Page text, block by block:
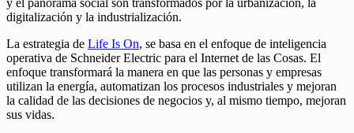
digitalización y la industrialización.
La estrategia de Life Is On, se basa en el enfoque de inteligencia
operativa de Schneider Electric para el Internet de las Cosas. El
enfoque transformará la manera en que las personas y empresas
utilizan la energía, automatizan los procesos industriales y mejoran
la calidad de las decisiones de negocios y, al mismo tiempo, mejoran
sus vidas.